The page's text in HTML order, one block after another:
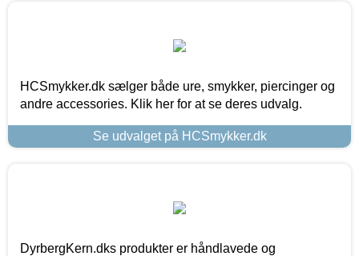
HCSmykker.dk sælger både ure, smykker, piercinger og
andre accessories. Klik her for at se deres udvalg.
Se udvalget på HCSmykker.dk
DyrbergKern.dks produkter er håndlavede og